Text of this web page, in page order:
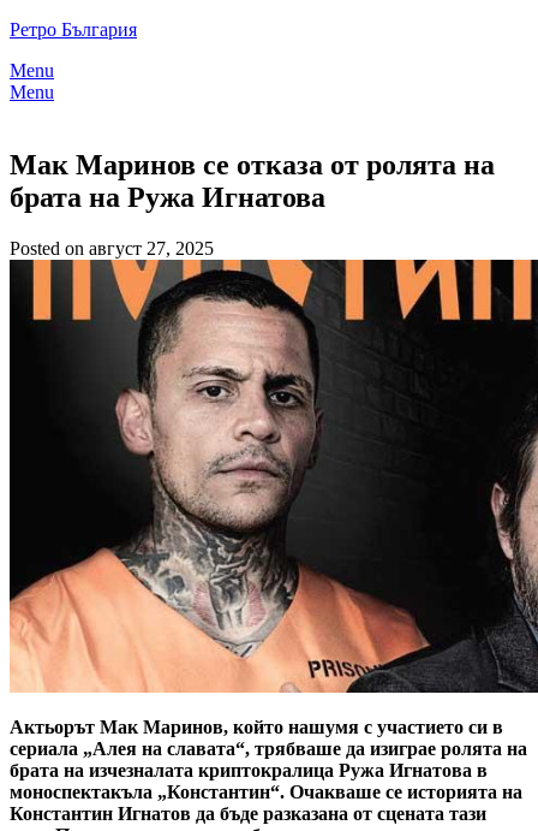
Skip
content
Ретро България
Menu
Menu
Мак Маринов се отказа от ролята на
брата на Ружа Игнатова
Posted on август 27, 2025
Актьорът Мак Маринов, който нашумя с участието си в
сериала „Алея на славата“, трябваше да изиграе ролята на
брата на изчезналата криптокралица Ружа Игнатова в
моноспектакъла „Константин“. Очакваше се историята на
Константин Игнатов да бъде разказана от сцената тази